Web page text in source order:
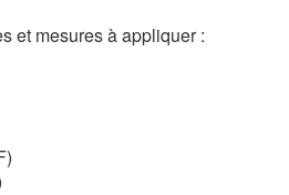
et mesures à appliquer :